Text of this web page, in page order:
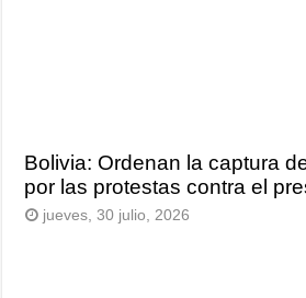
Bolivia: Ordenan la captura
por las protestas contra el
jueves, 30 julio, 2026